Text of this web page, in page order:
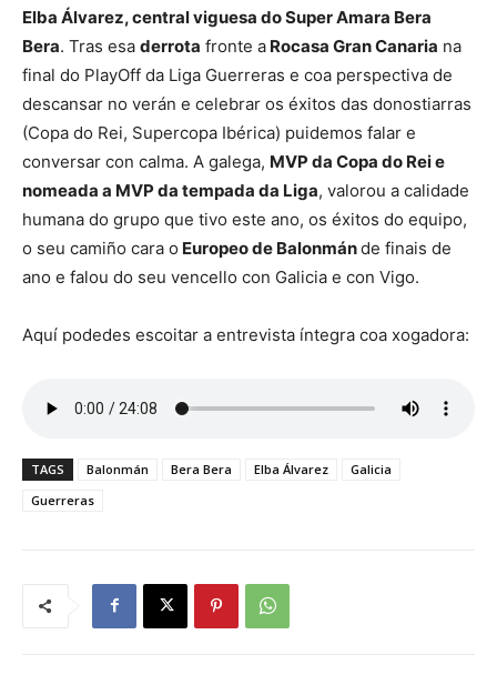
Elba Álvarez, central viguesa do Super Amara Bera
Bera. Tras esa derrota fronte a Rocasa Gran Canaria na
final do PlayOff da Liga Guerreras e coa perspectiva de
descansar no verán e celebrar os éxitos das donostiarras
(Copa do Rei, Supercopa Ibérica) puidemos falar e
conversar con calma. A galega, MVP da Copa do Rei e
nomeada a MVP da tempada da Liga, valorou a calidade
humana do grupo que tivo este ano, os éxitos do equipo,
o seu camiño cara o Europeo de Balonmánde finais de
ano e falou do seu vencello con Galicia e con Vigo.
Aquí podedes escoitar a entrevista íntegra coa xogadora:
TAGS Balonmán Bera Bera Elba Álvarez
Galicia
Guerreras